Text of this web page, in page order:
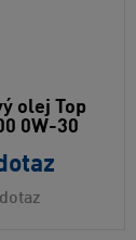
olej Top
0W-30